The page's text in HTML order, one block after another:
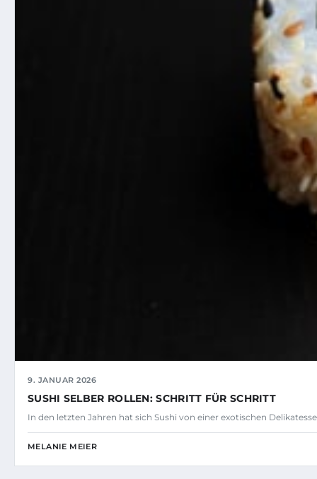
9. JANUAR 2026
SUSHI SELBER ROLLEN: SCHRITT FÜR SCHRITT
In den letzten Jahren hat sich Sushi von einer exotischen
MELANIE MEIER